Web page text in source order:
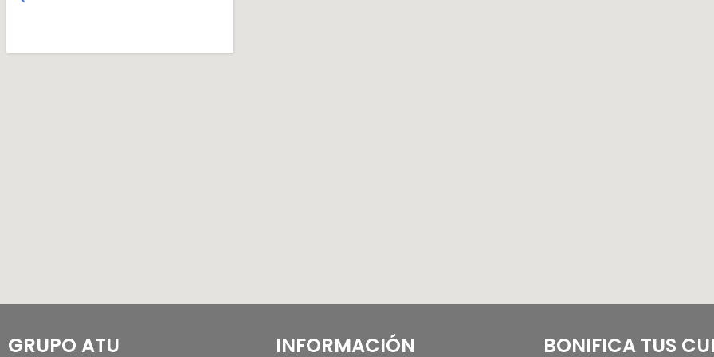
GRUPO ATU INFORMACIÓN BONIFICA TUS